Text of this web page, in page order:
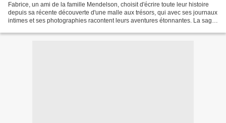
Fabrice, un ami de la famille Mendelson, choisit d'écrire toute leur histoire
depuis sa récente découverte d'une malle aux trésors, qui avec ses journaux
intimes et ses photographies racontent leurs aventures étonnantes. La saga